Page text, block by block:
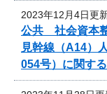
2023年12月4日更
公共 社会資本
見幹線（A14）
054号）に関す